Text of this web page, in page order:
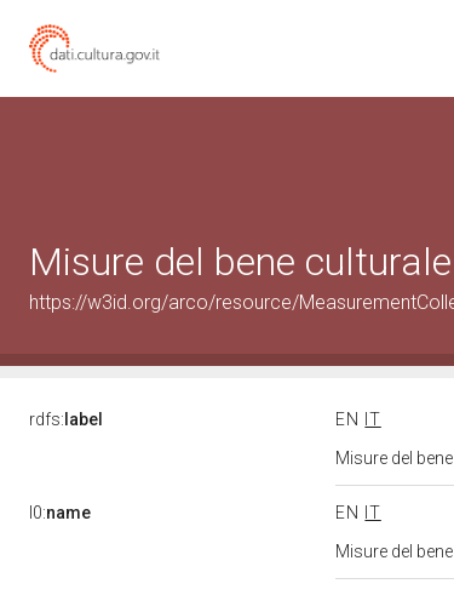
Misure del bene
https://w3id.org/arco/resource/
rdfs: label EN
IT
Misure del
l0:name EN
IT
Misure del